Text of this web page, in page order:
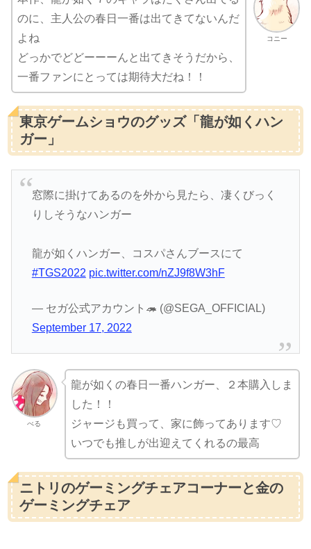
コニー
のに、主人公の春日一番は出てきてないんだ
よね
どっかでどどーーーんと出てきそうだから、
一番ファンにとっては期待大だね！！
東京ゲームショウのグッズ「龍が如くハン
ガー」
窓際に掛けてあるのを外から見たら、凄くびっく
りしそうなハンガー
龍が如くハンガー、コスパさんブースにて
#TGS2022 pic.twitter.com/nZJ9f8W3hF
— セガ公式アカウント🦔 (@SEGA_OFFICIAL)
September 17, 2022
べる
龍が如くの春日一番ハンガー、２本購入しま
した！！
ジャージも買って、家に飾ってあります♡
いつでも推しが出迎えてくれるの最高
ニトリのゲーミングチェアコーナーと金の
ゲーミングチェア